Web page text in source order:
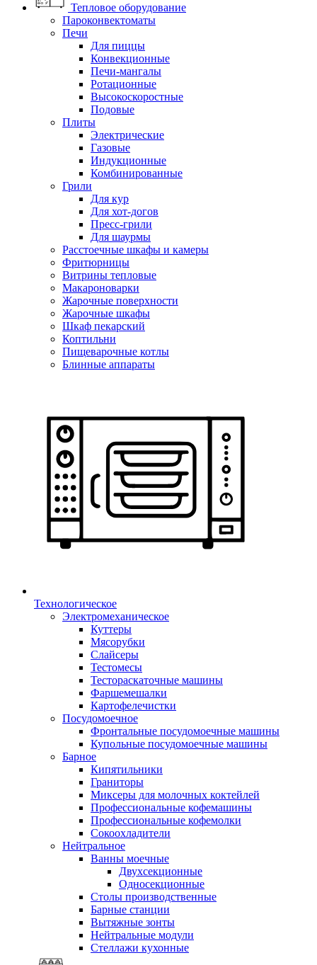
Тепловое оборудование
Пароконвектоматы
Печи
Для пиццы
Конвекционные
Печи-мангалы
Ротационные
Высокоскоростные
Подовые
Плиты
Электрические
Газовые
Индукционные
Комбинированные
Грили
Для кур
Для хот-догов
Пресс-грили
Для шаурмы
Расстоечные шкафы и камеры
Фритюрницы
Витрины тепловые
Макароноварки
Жарочные поверхности
Жарочные шкафы
Шкаф пекарский
Коптильни
Пищеварочные котлы
Блинные аппараты
Технологическое
Электромеханическое
Куттеры
Мясорубки
Слайсеры
Тестомесы
Тестораскаточные машины
Фаршемешалки
Картофелечистки
Посудомоечное
Фронтальные посудомоечные машины
Купольные посудомоечные машины
Барное
Кипятильники
Граниторы
Миксеры для молочных коктейлей
Профессиональные кофемашины
Профессиональные кофемолки
Сокоохладители
Нейтральное
Ванны моечные
Двухсекционные
Односекционные
Столы производственные
Барные станции
Вытяжные зонты
Нейтральные модули
Стеллажи кухонные